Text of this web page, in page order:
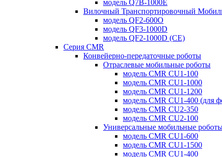
модель Q7B-1000E
Вилочный Транспортировочный
модель QF2-600O
модель QF3-1000D
модель QF2-1000D (CE)
Серия CMR
Конвейерно-передаточные роботы
Отраслевые мобильные роботы
модель CMR CU1-100
модель CMR CU1-1000
модель CMR CU1-1200
модель CMR CU1-400 (для
модель CMR CU2-350
модель CMR CU2-100
Универсальные мобильные
модель CMR CU1-600
модель CMR CU1-1500
модель CMR CU1-400